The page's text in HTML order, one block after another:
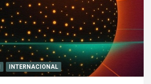
INTERNACIONAL